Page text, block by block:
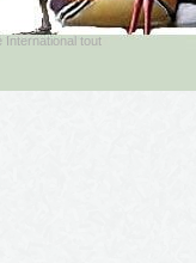
International tout